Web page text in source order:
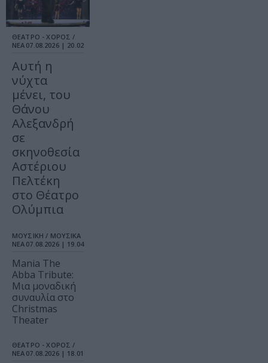
ΘΕΑΤΡΟ - ΧΟΡΟΣ /
ΝΕΑ 07.08.2026 | 20.02
Αυτή η
νύχτα
μένει, του
Θάνου
Αλεξανδρή
σε
σκηνοθεσία
Αστέριου
Πελτέκη
στο Θέατρο
Ολύμπια
ΜΟΥΣΙΚΗ / ΜΟΥΣΙΚΑ
ΝΕΑ 07.08.2026 | 19.04
Mania The
Abba Tribute:
Μια μοναδική
συναυλία στο
Christmas
Theater
ΘΕΑΤΡΟ - ΧΟΡΟΣ /
ΝΕΑ 07.08.2026 | 18.01